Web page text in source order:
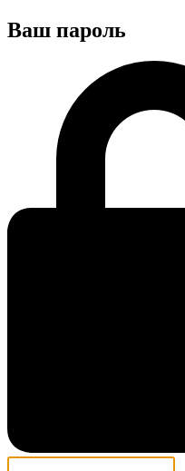
Ваш пароль